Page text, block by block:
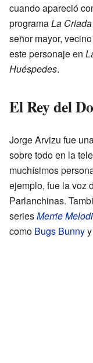
cuando apareció
programaLa
señor mayor,
este personaje en
Huéspedes.
El Rey del
Jorge Arvizu fue
sobre todo en la
muchísimos
ejemplo, fue la voz
Parlanchinas.
seriesMerrie
como Bugs Bunny